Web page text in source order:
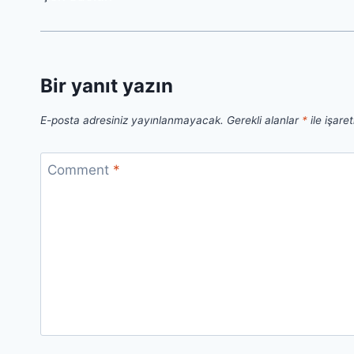
Bir yanıt yazın
E-posta adresiniz yayınlanmayacak. Gerekli alanlar * ile
Comment *